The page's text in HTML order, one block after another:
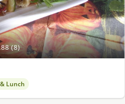
(8)
Lunch